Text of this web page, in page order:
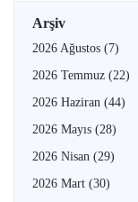
Arşiv
2026 Ağustos (7)
2026 Temmuz (22)
2026 Haziran (44)
2026 Mayıs (28)
2026 Nisan (29)
2026 Mart (30)